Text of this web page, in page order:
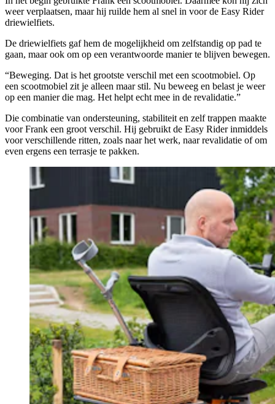
weer verplaatsen, maar hij ruilde hem al snel in voor de Easy Rider
driewielfiets.
De driewielfiets gaf hem de mogelijkheid om zelfstandig op pad te
gaan, maar ook om op een verantwoorde manier te blijven bewegen.
“Beweging. Dat is het grootste verschil met een scootmobiel. Op
een scootmobiel zit je alleen maar stil. Nu beweeg en belast je weer
op een manier die mag. Het helpt echt mee in de revalidatie.”
Die combinatie van ondersteuning, stabiliteit en zelf trappen maakte
voor Frank een groot verschil. Hij gebruikt de Easy Rider inmiddels
voor verschillende ritten, zoals naar het werk, naar revalidatie of om
even ergens een terrasje te pakken.